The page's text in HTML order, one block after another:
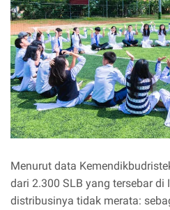
Menurut data
dari 2.300 SLB yang tersebar di
distribusinya tidak merata: